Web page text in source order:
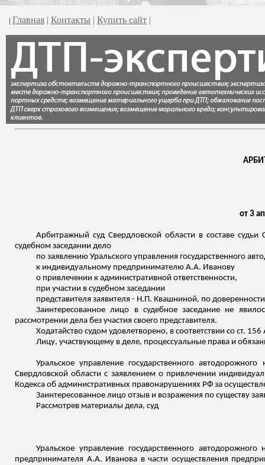
| Главная | Контакты | Купить сайт |
от 3
Арбитражный суд Свердловской области в составе
судебном заседании дело
по заявлению Уральского управления государственного
к индивидуальному предпринимателю А.А. Иванову
о привлечении к административной ответственности,
при участии в судебном заседании
представителя заявителя - Н.П. Квашниной, по
Заинтересованное лицо в судебное заседание не
рассмотрении дела без участия своего представителя.
Ходатайство судом удовлетворено, в соответствии со ст.
Лицу, участвующему в деле, процессуальные права и
Уральское управление государственного
Свердловской области с заявлением о привлечении
Кодекса об административных правонарушениях РФ за
Заинтересованное лицо отзыв и возражения по существу
Рассмотрев материалы дела, суд
Уральское управление государственного
предпринимателя А.А. Иванова в части осуществления